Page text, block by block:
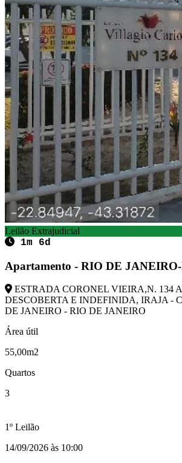
Leilão Extrajudicial
1m 6d
Apartamento - RIO DE
ESTRADA CORONEL VIEIRA,N. 134
DESCOBERTA E INDEFINIDA, IRAJA -
DE JANEIRO - RIO DE JANEIRO
Área útil
55,00m2
Quartos
3
1º Leilão
14/09/2026 às 10:00